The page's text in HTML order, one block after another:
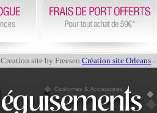
Creation site by FreeseoCréation site Orleans -